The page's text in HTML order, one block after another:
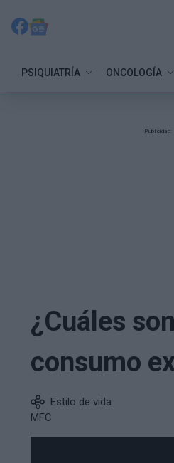
PSIQUIATRÍA ONCOLOGÍA
Publicidad:
¿Cuáles
consumo
Estilo de vida
MFC